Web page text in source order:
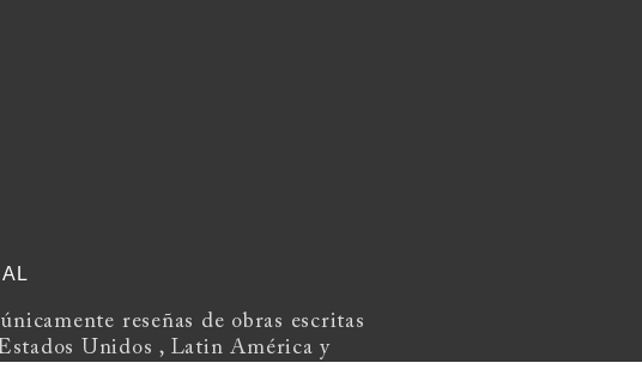
reseñas de obras escritas
Unidos , Latin América y